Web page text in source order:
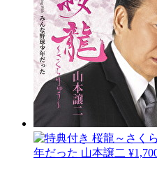
桜龍～さく
年だった 山本譲二